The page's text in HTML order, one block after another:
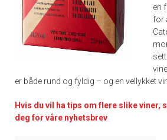
en
for
er både rund og fyldig – og en vellykket
Hvis du vil ha tips om flere slike viner,
deg for våre nyhetsbrev